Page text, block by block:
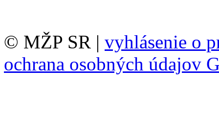
© MŽP SR | vyhlásenie o
ochrana osobných údajov